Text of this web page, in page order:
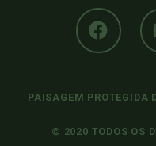
PAISAGEM PROTEGIDA
© 2020 TODOS OS